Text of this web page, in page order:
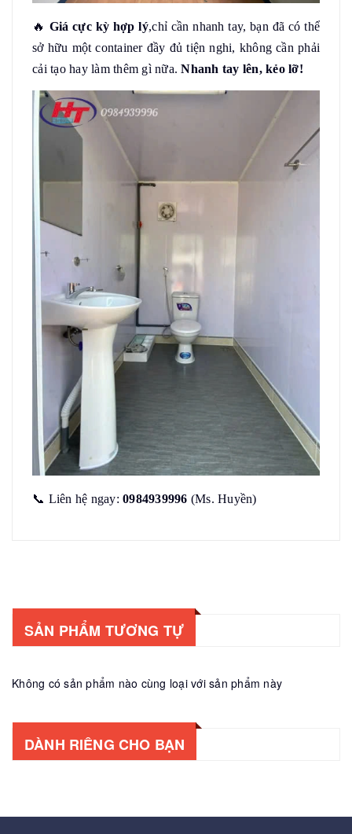
🔥 Giá cực kỳ hợp lý,chỉ cần nhanh tay, bạn đã có thể
sở hữu một container đầy đủ tiện nghi, không cần phải
cải tạo hay làm thêm gì nữa.Nhanh tay lên, kẻo lỡ!
📞 Liên hệ ngay: 0984939996 (Ms. Huyền)
SẢN PHẨM TƯƠNG TỰ
Không có sản phẩm nào cùng loại với sản phẩm này
DÀNH RIÊNG CHO BẠN